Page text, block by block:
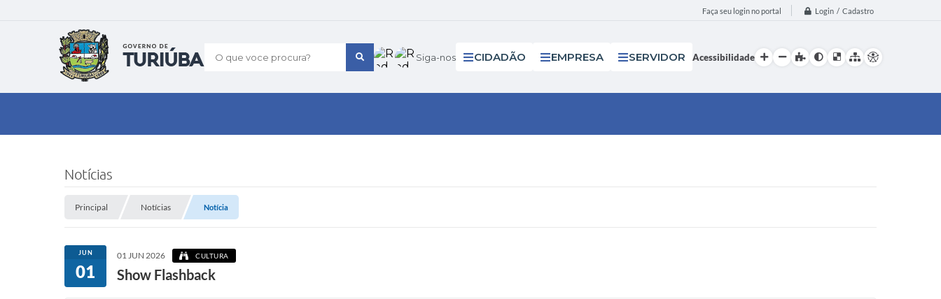
Faça seu login no portal Login / Cadastro
O que voce procura? Siga-nos CIDADÃO EMPRESA SERVIDOR Acessibilidade
Notícias
Principal Notícias Notícia
JUN
01
01 JUN 2026 CULTURA
Show Flashback